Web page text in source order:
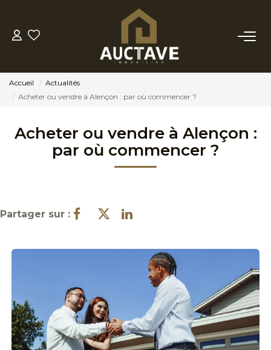
ACHETER
ESTIMER
BIENS VENDUS
NOTRE AGENCE
NOTRE PHILOSOPHIE
Accueil
Actualités
Acheter ou vendre à Alençon : par où commencer ?
Acheter ou vendre à Alençon :
par où commencer ?
Partager sur :